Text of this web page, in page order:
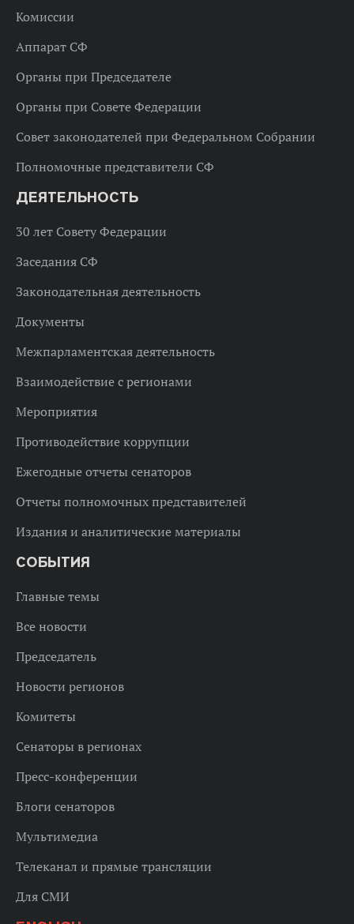
Комиссии
Аппарат СФ
Органы при Председателе
Органы при Совете Федерации
Совет законодателей при Федеральном Собрании
Полномочные представители СФ
ДЕЯТЕЛЬНОСТЬ
30 лет Совету Федерации
Заседания СФ
Законодательная деятельность
Документы
Межпарламентская деятельность
Взаимодействие с регионами
Мероприятия
Противодействие коррупции
Ежегодные отчеты сенаторов
Отчеты полномочных представителей
Издания и аналитические материалы
СОБЫТИЯ
Главные темы
Все новости
Председатель
Новости регионов
Комитеты
Сенаторы в регионах
Пресс-конференции
Блоги сенаторов
Мультимедиа
Телеканал и прямые трансляции
Для СМИ